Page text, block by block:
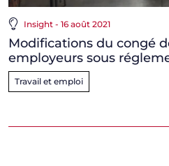
Insight - 16 août 2021
Modifications du congé
employeurs sous
Travail et emploi